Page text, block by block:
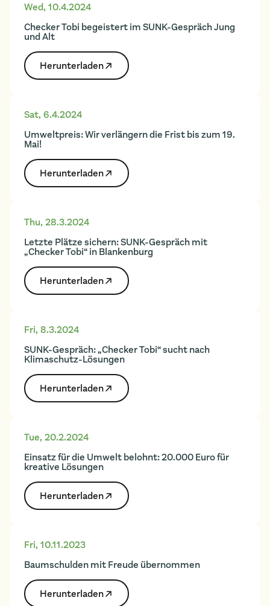
Wed, 10.4.2024
Checker Tobi begeistert im SUNK-Gespräch Jung
und Alt
Herunter­laden
Sat, 6.4.2024
Umweltpreis: Wir verlängern die Frist bis zum 19.
Mai!
Herunter­laden
Thu, 28.3.2024
Letzte Plätze sichern: SUNK-Gespräch mit
„Checker Tobi“ in Blankenburg
Herunter­laden
Fri, 8.3.2024
SUNK-Gespräch: „Checker Tobi“ sucht nach
Klimaschutz-Lösungen
Herunter­laden
Tue, 20.2.2024
Einsatz für die Umwelt belohnt: 20.000 Euro für
kreative Lösungen
Herunter­laden
Fri, 10.11.2023
Baumschulden mit Freude übernommen
Herunter­laden